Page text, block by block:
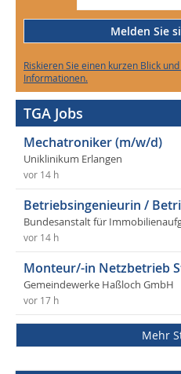
Melden Sie
Riskieren Sie einen kurzen Blick
Informationen.
TGA Jobs
Mechatroniker (m/w/d)
Uniklinikum Erlangen
vor 14 h
Betriebsingenieurin /
Bundesanstalt für
vor 14 h
Monteur/-in Netzbetrieb
Gemeindewerke Haßloch GmbH
vor 17 h
Mehr